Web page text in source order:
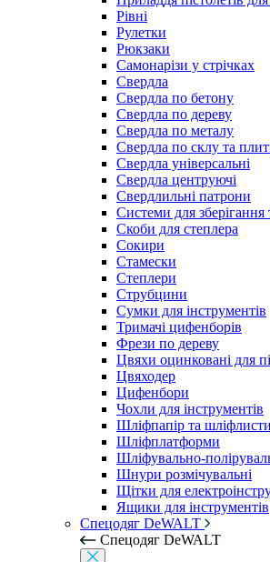
Рівні
Рулетки
Рюкзаки
Самонарізи у стрічках
Свердла
Свердла по бетону
Свердла по дереву
Свердла по металу
Свердла по склу та
Свердла універсальні
Свердла центруючі
Свердлильні патрони
Системи для
Скоби для степлера
Сокири
Стамески
Степлери
Струбцини
Сумки для інструментів
Тримачі цифенборів
Фрези по дереву
Цвяхи оцинковані для
Цвяходер
Цифенбори
Чохли для інструментів
Шліфпапір та шліфлисти
Шліфплатформи
Шліфувально-
Шнури розмічувальні
Щітки для
Ящики для інструментів
Спецодяг DeWALT
Спецодяг DeWALT